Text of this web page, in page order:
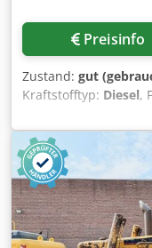
Preisinfo
Zustand: gut
Kraftstofftyp: Diesel,
,
Antrieb: Raupe
Technischer
Anfrage Crjdpfx
Wenden Sie sich an
Informationen zu